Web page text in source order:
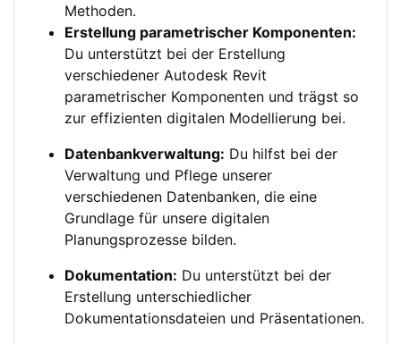
Methoden.
Erstellung parametrischer Komponenten:
Du unterstützt bei der Erstellung
verschiedener Autodesk Revit
parametrischer Komponenten und trägst so
zur effizienten digitalen Modellierung bei.
Datenbankverwaltung: Du hilfst bei der
Verwaltung und Pflege unserer
verschiedenen Datenbanken, die eine
Grundlage für unsere digitalen
Planungsprozesse bilden.
Dokumentation: Du unterstützt bei der
Erstellung unterschiedlicher
Dokumentationsdateien und Präsentationen.